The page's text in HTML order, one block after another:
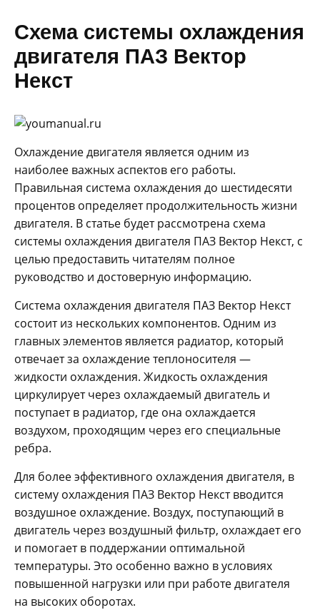
Схема системы охлаждения
двигателя ПАЗ Вектор
Некст
Охлаждение двигателя является одним из
наиболее важных аспектов его работы.
Правильная система охлаждения до шестидесяти
процентов определяет продолжительность жизни
двигателя. В статье будет рассмотрена схема
системы охлаждения двигателя ПАЗ Вектор Некст, с
целью предоставить читателям полное
руководство и достоверную информацию.
Система охлаждения двигателя ПАЗ Вектор Некст
состоит из нескольких компонентов. Одним из
главных элементов является радиатор, который
отвечает за охлаждение теплоносителя —
жидкости охлаждения. Жидкость охлаждения
циркулирует через охлаждаемый двигатель и
поступает в радиатор, где она охлаждается
воздухом, проходящим через его специальные
ребра.
Для более эффективного охлаждения двигателя, в
систему охлаждения ПАЗ Вектор Некст вводится
воздушное охлаждение. Воздух, поступающий в
двигатель через воздушный фильтр, охлаждает его
и помогает в поддержании оптимальной
температуры. Это особенно важно в условиях
повышенной нагрузки или при работе двигателя
на высоких оборотах.